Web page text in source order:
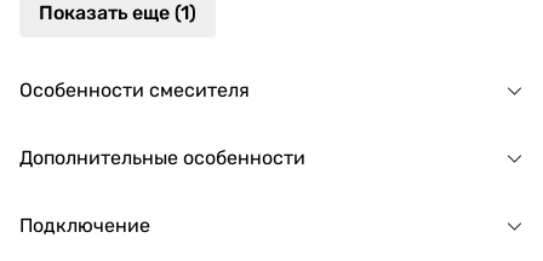
Показать еще (1)
Особенности смесителя
Дополнительные особенности
Подключение